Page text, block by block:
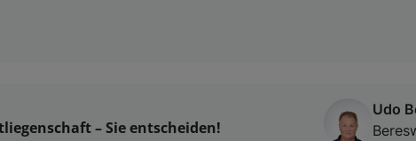
– Sie entscheiden!
Udo